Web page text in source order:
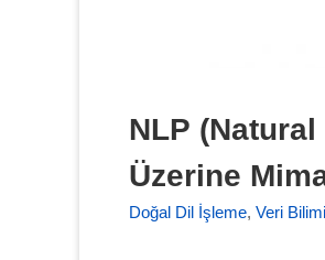
NLP
Üzerine
Doğal Dil İşleme, Veri Bilimi